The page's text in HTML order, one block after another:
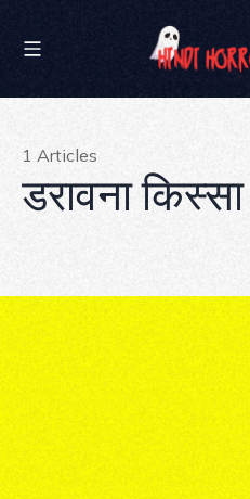
डरावना किस्सा
1 Articles